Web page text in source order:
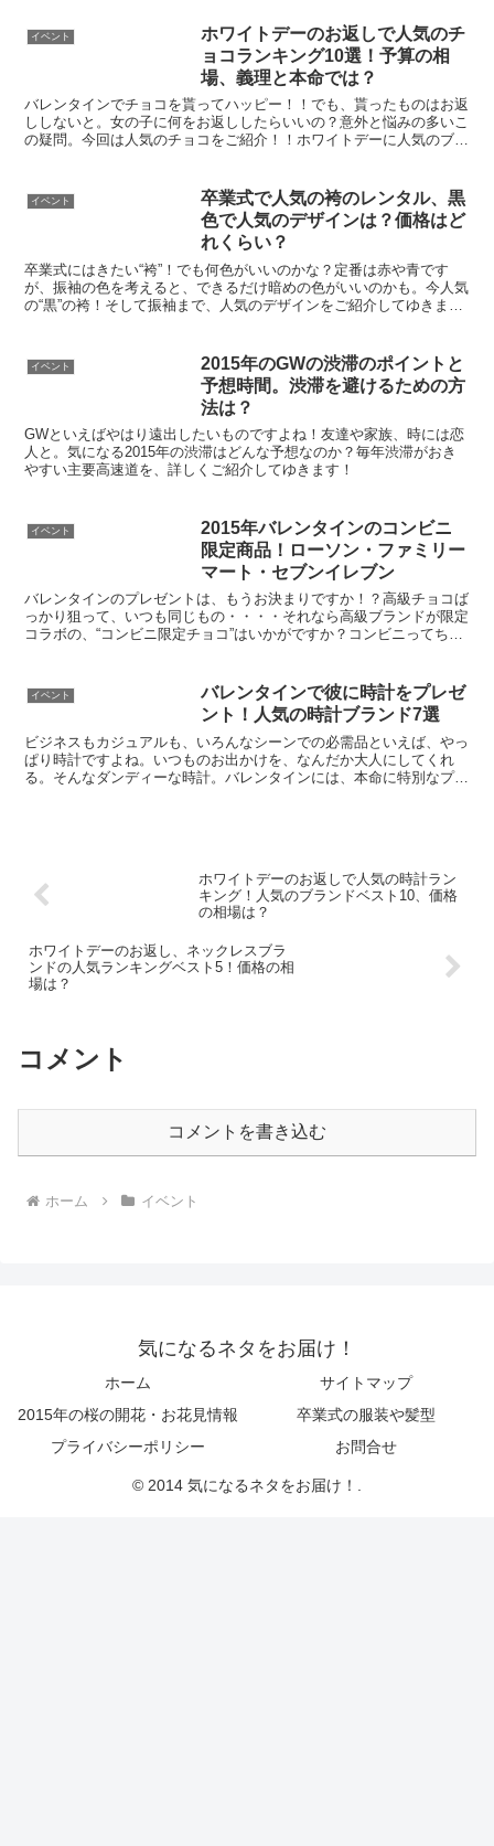
イベント
ホワイトデーのお返しで人気のチ
ョコランキング10選！予算の相
場、義理と本命では？
バレンタインでチョコを貰ってハッピー！！でも、貰ったものはお返
ししないと。女の子に何をお返ししたらいいの？意外と悩みの多いこ
の疑問。今回は人気のチョコをご紹介！！ホワイトデーに人気のブラ
イベント
卒業式で人気の袴のレンタル、黒
色で人気のデザインは？価格はど
れくらい？
卒業式にはきたい“袴”！でも何色がいいのかな？定番は赤や青です
が、振袖の色を考えると、できるだけ暗めの色がいいのかも。今人気
の“黒”の袴！そして振袖まで、人気のデザインをご紹介してゆきま
イベント
2015年のGWの渋滞のポイントと
予想時間。渋滞を避けるための方
法は？
GWといえばやはり遠出したいものですよね！友達や家族、時には恋
人と。気になる2015年の渋滞はどんな予想なのか？毎年渋滞がおき
やすい主要高速道を、詳しくご紹介してゆきます！
イベント
2015年バレンタインのコンビニ
限定商品！ローソン・ファミリー
マート・セブンイレブン
バレンタインのプレゼントは、もうお決まりですか！？高級チョコば
っかり狙って、いつも同じもの・・・・それなら高級ブランドが限定
コラボの、“コンビニ限定チョコ”はいかがですか？コンビニってちょ
イベント
バレンタインで彼に時計をプレゼ
ント！人気の時計ブランド7選
ビジネスもカジュアルも、いろんなシーンでの必需品といえば、やっ
ぱり時計ですよね。いつものお出かけを、なんだか大人にしてくれ
る。そんなダンディーな時計。バレンタインには、本命に特別なプレ
ホワイトデーのお返しで人気の時計ラン
キング！人気のブランドベスト10、価格
の相場は？
ホワイトデーのお返し、ネックレスブラ
ンドの人気ランキングベスト5！価格の相
場は？
コメント
コメントを書き込む
ホーム イベント
気になるネタをお届け！
ホーム
サイトマップ
2015年の桜の開花・お花見情報
卒業式の服装や髪型
プライバシーポリシー
お問合せ
© 2014 気になるネタをお届け！.